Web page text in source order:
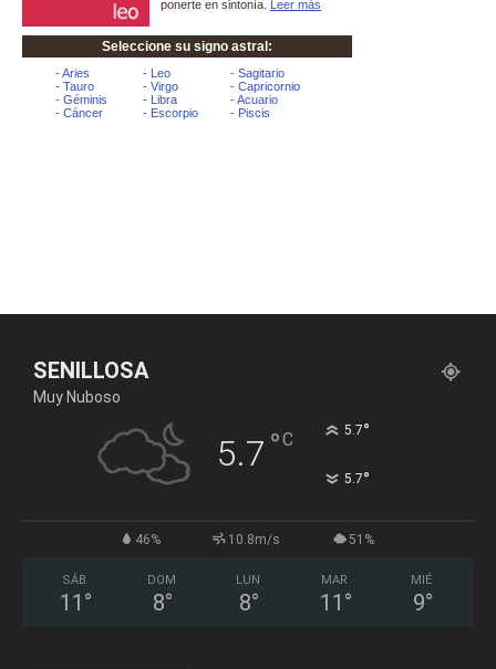
SENILLOSA
Muy Nuboso
5.7 °C 5.7°
5.7°
46% 10.8m/s 51%
SÁB
11 °
DOM
8°
LUN
8°
MAR
11 °
MIÉ
9°